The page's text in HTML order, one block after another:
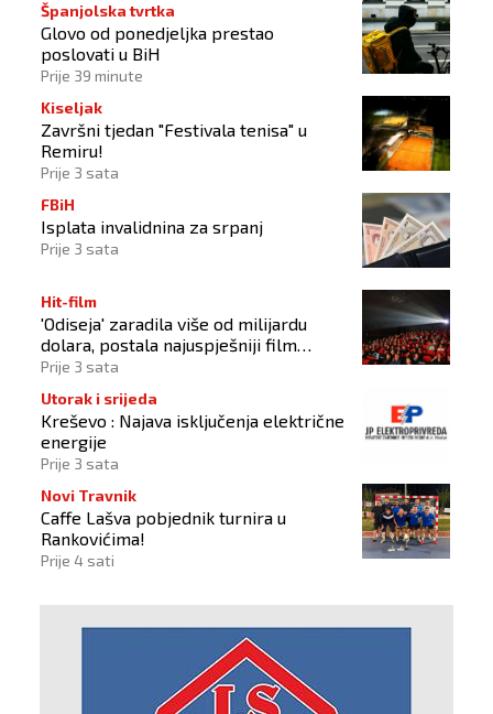
Španjolska tvrtka
Glovo od ponedjeljka prestao
poslovati u BiH
Prije 39 minute
Kiseljak
Završni tjedan "Festivala tenisa" u
Remiru!
Prije 3 sata
FBiH
Isplata invalidnina za srpanj
Prije 3 sata
Hit-film
'Odiseja' zaradila više od milijardu
dolara, postala najuspješniji film
Christophera Nolana
Prije 3 sata
Utorak i srijeda
Kreševo : Najava isključenja električne
energije
Prije 3 sata
Novi Travnik
Caffe Lašva pobjednik turnira u
Rankovićima!
Prije 4 sati